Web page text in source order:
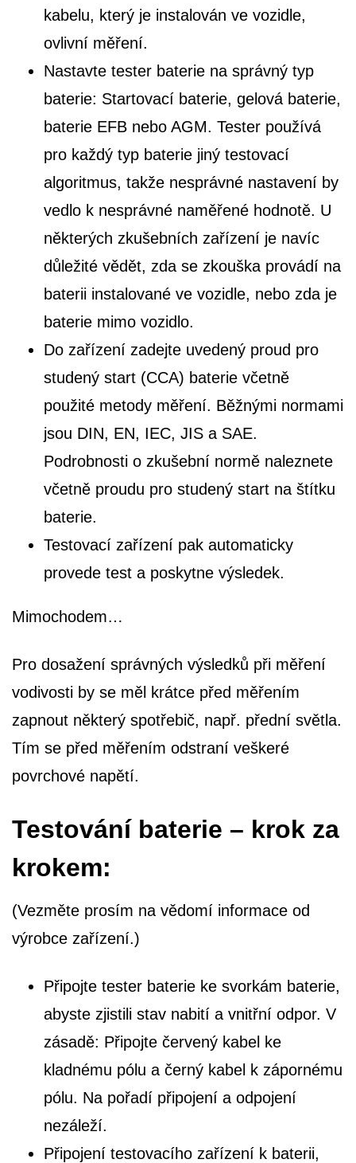
kabelu, který je instalován ve vozidle,
ovlivní měření.
Nastavte tester baterie na správný typ
baterie: Startovací baterie, gelová baterie,
baterie EFB nebo AGM. Tester používá
pro každý typ baterie jiný testovací
algoritmus, takže nesprávné nastavení by
vedlo k nesprávné naměřené hodnotě. U
některých zkušebních zařízení je navíc
důležité vědět, zda se zkouška provádí na
baterii instalované ve vozidle, nebo zda je
baterie mimo vozidlo.
Do zařízení zadejte uvedený proud pro
studený start (CCA) baterie včetně
použité metody měření. Běžnými normami
jsou DIN, EN, IEC, JIS a SAE.
Podrobnosti o zkušební normě naleznete
včetně proudu pro studený start na štítku
baterie.
Testovací zařízení pak automaticky
provede test a poskytne výsledek.
Mimochodem…
Pro dosažení správných výsledků při měření
vodivosti by se měl krátce před měřením
zapnout některý spotřebič, např. přední světla.
Tím se před měřením odstraní veškeré
povrchové napětí.
Testování baterie – krok za
krokem:
(Vezměte prosím na vědomí informace od
výrobce zařízení.)
Připojte tester baterie ke svorkám baterie,
abyste zjistili stav nabití a vnitřní odpor. V
zásadě: Připojte červený kabel ke
kladnému pólu a černý kabel k zápornému
pólu. Na pořadí připojení a odpojení
nezáleží.
Připojení testovacího zařízení k baterii,